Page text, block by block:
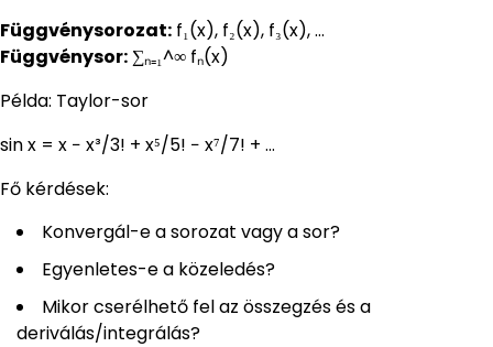
Függvénysorozat: f₁(x), f₂(x), f₃(x), …
Függvénysor: ∑ₙ₌₁^∞ fₙ(x)
Példa: Taylor-sor
sin x = x − x³/3! + x⁵/5! − x⁷/7! + …
Fő kérdések:
Konvergál-e a sorozat vagy a sor?
Egyenletes-e a közeledés?
Mikor cserélhető fel az összegzés és a
deriválás/integrálás?